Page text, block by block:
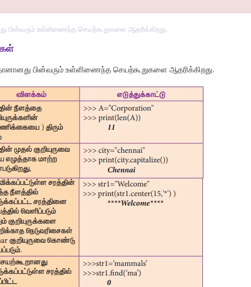
உள்ளிணைந்த செயற்கூறுகளை ஆதரிக்கிறது.
பின்வரும் உள்ளிணைந்த செயற்கூறுகளை ஆதரிக்கிறது.